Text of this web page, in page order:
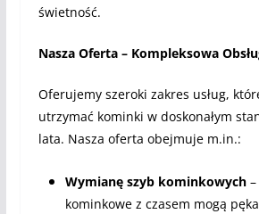
świetność.
Nasza Oferta – Kompleksowa
Oferujemy szeroki zakres usług,
utrzymać kominki w doskonałym
lata. Nasza oferta obejmuje m.in.:
Wymianę szyb kominkowych–
kominkowe z czasem mogą